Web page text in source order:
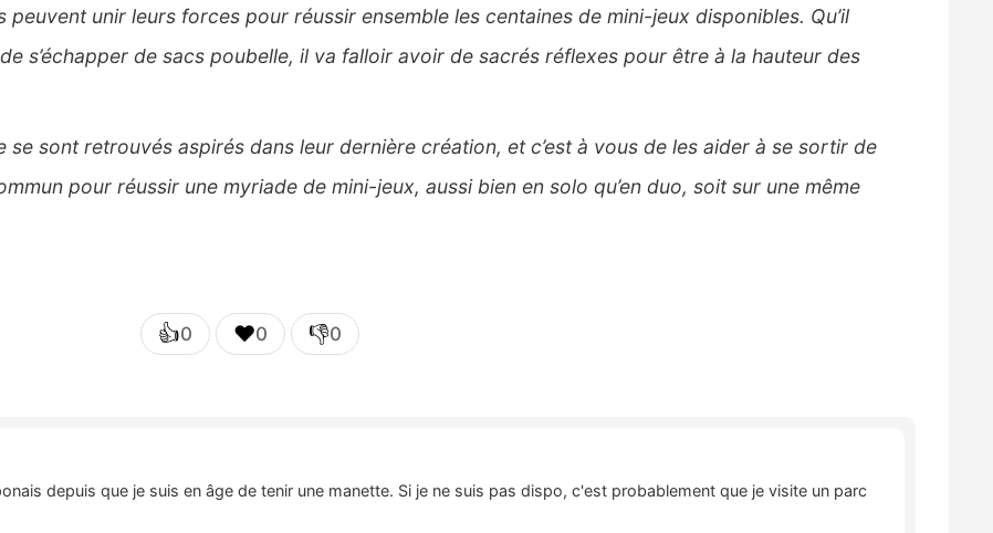
unir leurs forces pour réussir ensemble les centaines de mini-jeux disponibles. Qu’il
s’échapper de sacs poubelle, il va falloir avoir de sacrés réflexes pour être à la hauteur des
se sont retrouvés aspirés dans leur dernière création, et c’est à vous de les aider à se sortir de
pour réussir une myriade de mini-jeux, aussi bien en solo qu’en duo, soit sur une même
👍0 ❤️0 👎0
depuis que je suis en âge de tenir une manette. Si je ne suis pas dispo, c'est probablement que je visite un parc